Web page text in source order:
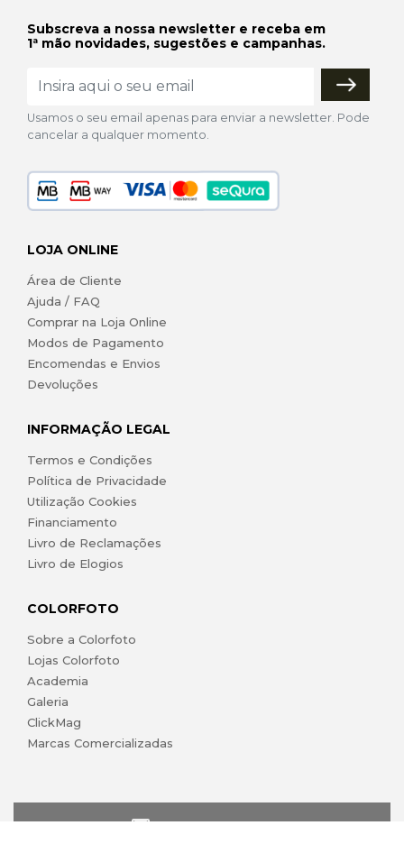
Subscreva a nossa newsletter e receba em
1ª mão novidades, sugestões e campanhas.
Usamos o seu email apenas para enviar a newsletter. Pode
cancelar a qualquer momento.
LOJA ONLINE
Área de Cliente
Ajuda / FAQ
Comprar na Loja Online
Modos de Pagamento
Encomendas e Envios
Devoluções
INFORMAÇÃO LEGAL
Termos e Condições
Política de Privacidade
Utilização Cookies
Financiamento
Livro de Reclamações
Livro de Elogios
COLORFOTO
Sobre a Colorfoto
Lojas Colorfoto
Academia
Galeria
ClickMag
Marcas Comercializadas
lojaonline@colorfoto.pt